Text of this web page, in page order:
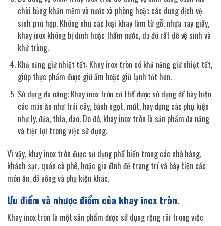
chùi bằng khăn mềm và nước xà phòng hoặc các dung dịch vệ
sinh phù hợp. Không như các loại khay làm từ gỗ, nhựa hay giấy,
khay inox không bị dính hoặc thấm nước, do đó rất dễ vệ sinh và
khử trùng.
Khả năng giữ nhiệt tốt: Khay inox tròn có khả năng giữ nhiệt tốt,
giúp thực phẩm được giữ ấm hoặc giữ lạnh tốt hơn.
Sử dụng đa năng: Khay inox tròn có thể được sử dụng để bày biện
các món ăn như trái cây, bánh ngọt, mứt, hay đựng các phụ kiện
như ly, đũa, thìa, dao. Do đó, khay inox tròn là sản phẩm đa năng
và tiện lợi trong việc sử dụng.
Vì vậy, khay inox tròn được sử dụng phổ biến trong các nhà hàng,
khách sạn, quán cà phê, hoặc gia đình để trang trí và bày biện các
món ăn, đồ uống và phụ kiện khác.
Ưu điểm và nhược điểm của khay inox tròn.
Khay inox tròn là một sản phẩm được sử dụng rộng rãi trong việc